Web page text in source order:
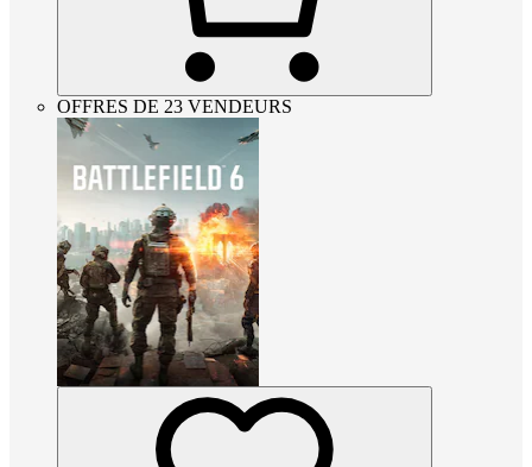
OFFRES DE 23 VENDEURS